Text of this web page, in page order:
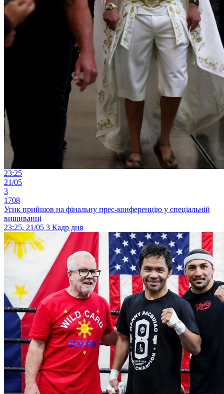
23:25
21/05
3
1708
Усик прийшов на фінальну прес-конференцію у спеціальній
вишиванці
23:25, 21/05 3 Кадр дня